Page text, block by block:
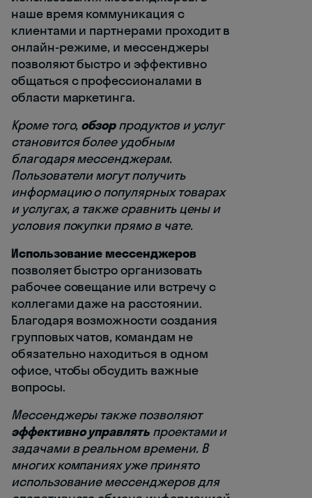
наше время коммуникация с
клиентами и партнерами проходит в
онлайн-режиме, и мессенджеры
позволяют быстро и эффективно
общаться с профессионалами в
области маркетинга.
Кроме того, обзорпродуктов и услуг
становится более удобным
благодаря мессенджерам.
Пользователи могут получить
информацию о популярных товарах
и услугах, а также сравнить цены и
условия покупки прямо в чате.
Использование мессенджеров
позволяет быстро организовать
рабочее совещание или встречу с
коллегами даже на расстоянии.
Благодаря возможности создания
групповых чатов, командам не
обязательно находиться в одном
офисе, чтобы обсудить важные
вопросы.
Мессенджеры также позволяют
эффективно управлять проектами и
задачами в реальном времени. В
многих компаниях уже принято
использование мессенджеров для